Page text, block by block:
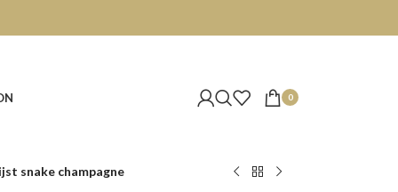
0
snake champagne